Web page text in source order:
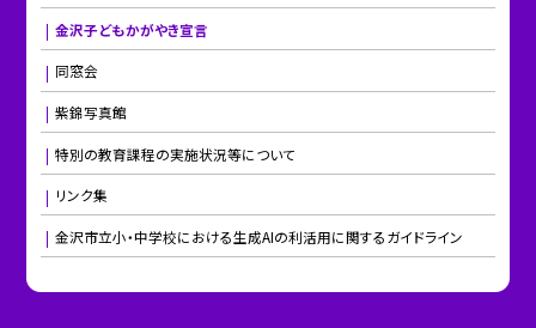
金沢子どもかがやき宣言
同窓会
紫錦写真館
特別の教育課程の実施状況等について
リンク集
金沢市立小・中学校における生成AIの利活用に関するガイドライン